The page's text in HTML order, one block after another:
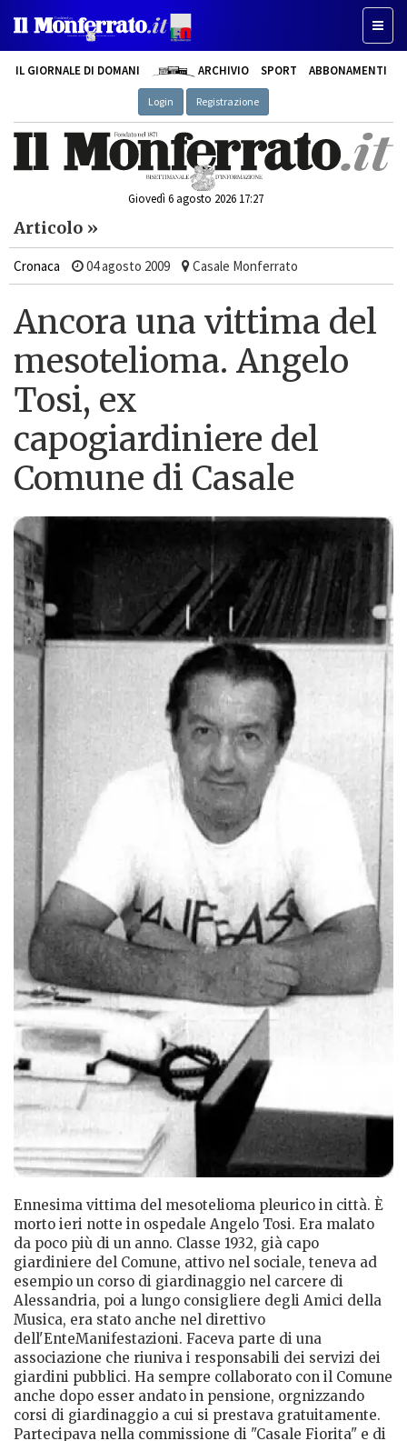
IL GIORNALE DI DOMANI ARCHIVIO SPORT ABBONAMENTI
Login Registrazione
Giovedì 6 agosto 2026 17:27
Articolo »
Cronaca 04 agosto 2009 Casale Monferrato
Ancora una vittima del
mesotelioma. Angelo
Tosi, ex
capogiardiniere del
Comune di Casale
Ennesima vittima del mesotelioma pleurico in città. È
morto ieri notte in ospedale Angelo Tosi. Era malato
da poco più di un anno. Classe 1932, già capo
giardiniere del Comune, attivo nel sociale, teneva ad
esempio un corso di giardinaggio nel carcere di
Alessandria, poi a lungo consigliere degli Amici della
Musica, era stato anche nel direttivo
dell'EnteManifestazioni. Faceva parte di una
associazione che riuniva i responsabili dei servizi dei
giardini pubblici. Ha sempre collaborato con il Comune
anche dopo esser andato in pensione, orgnizzando
corsi di giardinaggio a cui si prestava gratuitamente.
Partecipava nella commissione di "Casale Fiorita" e di